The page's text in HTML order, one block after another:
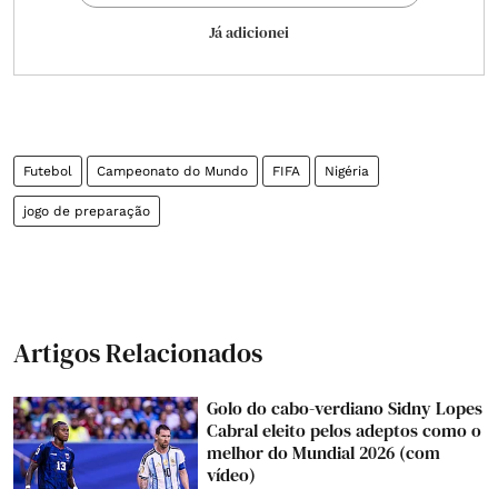
Já adicionei
Futebol Campeonato do Mundo FIFA Nigéria
jogo de preparação
Artigos Relacionados
Golo do cabo-verdiano Sidny Lopes
Cabral eleito pelos adeptos como o
melhor do Mundial 2026 (com
vídeo)